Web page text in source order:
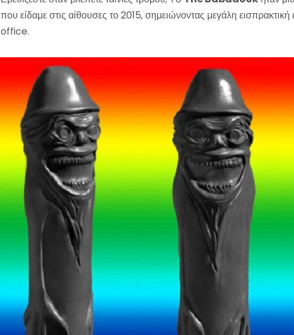
που είδαμε στις αίθουσες το 2015, σημειώνοντας μεγάλη
office.